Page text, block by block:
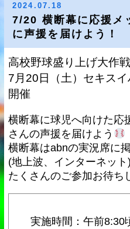
2024.07.18
7/20 横断幕に応援メ
に声援を届けよう！
高校野球盛り上げ大作戦
7月20日（土）セキス
開催
横断幕に球児へ向けた応
さんの声援を届けよう
横断幕はabnの実況席に
(地上波、インターネット
たくさんのご参加お待ち
実施時間：午前8:30